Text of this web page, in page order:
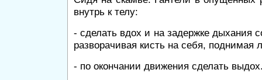
внутрь к телу:
- сделать вдох и на задержке дыхания
разворачивая кисть на себя, поднимая
- по окончании движения сделать